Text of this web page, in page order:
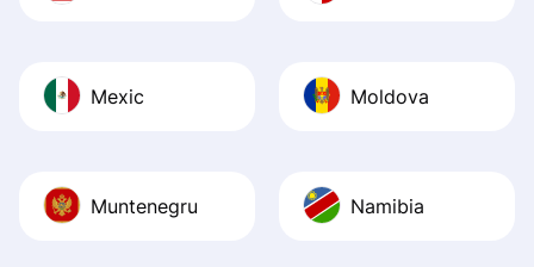
Mexic Moldova
Muntenegru Namibia